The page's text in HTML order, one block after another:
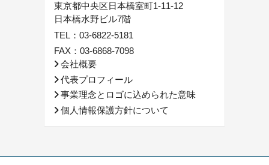
東京都中央区日本橋室町1-11-12
日本橋水野ビル7階
TEL： 03-6822-5181
FAX：03-6868-7098
会社概要
代表プロフィール
事業理念とロゴに込められた意味
個人情報保護方針について